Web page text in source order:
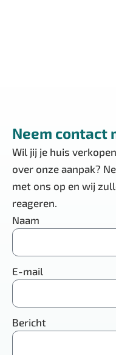
Neem contact
Wil jij je huis
over onze aanpak?
met ons op en wij
reageren.
Naam
E-mail
Bericht